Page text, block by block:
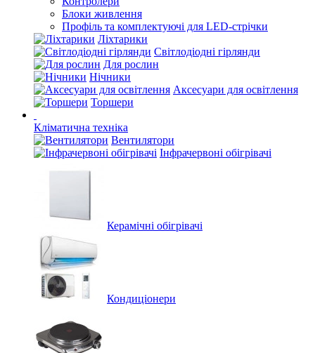
Блоки живлення
Профіль та комплектуючі для LED-стрічки
Ліхтарики
Світлодіодні гірлянди
Для рослин
Нічники
Аксесуари для освітлення
Торшери
Кліматична техніка
Вентилятори
Інфрачервоні обігрівачі
Керамічні обігрівачі
Кондиціонери